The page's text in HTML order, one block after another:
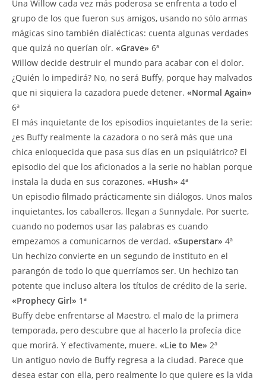
Una Willow cada vez más poderosa se enfrenta a todo el
grupo de los que fueron sus amigos, usando no sólo armas
mágicas sino también dialécticas: cuenta algunas verdades
que quizá no querían oír. «Grave» 6ª
Willow decide destruir el mundo para acabar con el dolor.
¿Quién lo impedirá? No, no será Buffy, porque hay malvados
que ni siquiera la cazadora puede detener. «Normal Again»
6ª
El más inquietante de los episodios inquietantes de la serie:
¿es Buffy realmente la cazadora o no será más que una
chica enloquecida que pasa sus días en un psiquiátrico? El
episodio del que los aficionados a la serie no hablan porque
instala la duda en sus corazones. «Hush» 4ª
Un episodio filmado prácticamente sin diálogos. Unos malos
inquietantes, los caballeros, llegan a Sunnydale. Por suerte,
cuando no podemos usar las palabras es cuando
empezamos a comunicarnos de verdad. «Superstar» 4ª
Un hechizo convierte en un segundo de instituto en el
parangón de todo lo que querríamos ser. Un hechizo tan
potente que incluso altera los títulos de crédito de la serie.
«Prophecy Girl» 1ª
Buffy debe enfrentarse al Maestro, el malo de la primera
temporada, pero descubre que al hacerlo la profecía dice
que morirá. Y efectivamente, muere. «Lie to Me» 2ª
Un antiguo novio de Buffy regresa a la ciudad. Parece que
desea estar con ella, pero realmente lo que quiere es la vida